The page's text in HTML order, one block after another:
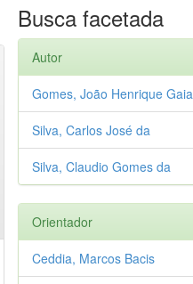
Busca facetada
Autor
Gomes, João Henrique Gaia
Silva, Carlos José da
Silva, Claudio Gomes da
Orientador
Ceddia, Marcos Bacis